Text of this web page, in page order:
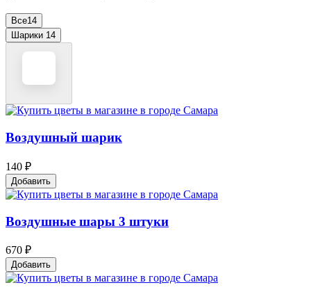
Все14
Шарики 14
Воздушный шарик
140 ₽
Добавить
Воздушные шары 3 штуки
670 ₽
Добавить